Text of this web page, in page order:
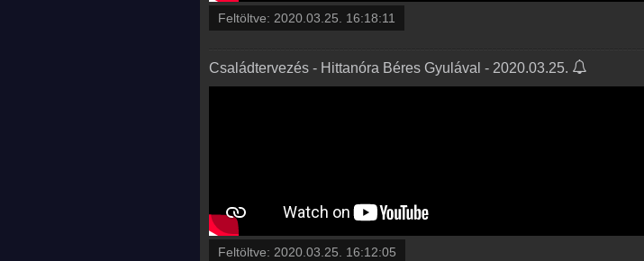
Feltöltve: 2020.03.25. 16:18:11
Családtervezés - Hittanóra Béres Gyulával - 2020.03.25.
Feltöltve: 2020.03.25. 16:12:05